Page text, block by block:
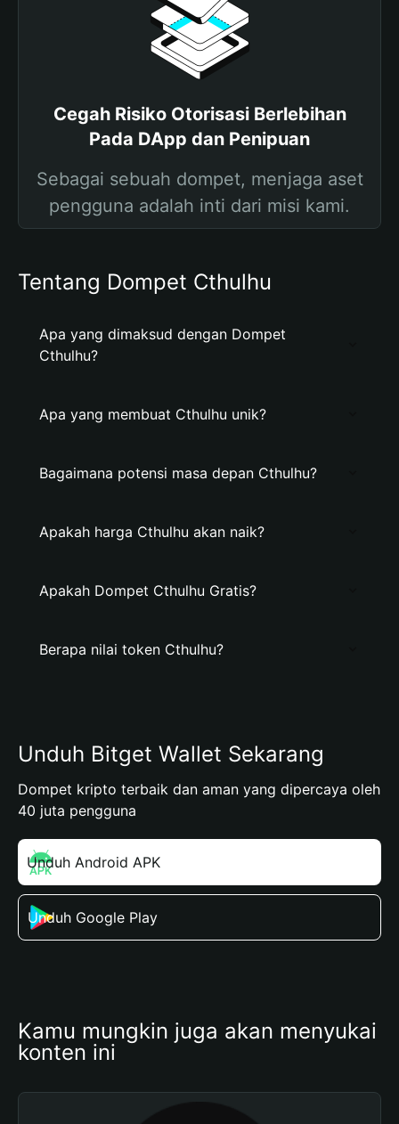
Cegah Risiko Otorisasi Berlebihan
Pada DApp dan Penipuan
Sebagai sebuah dompet, menjaga aset
pengguna adalah inti dari misi kami.
Tentang Dompet Cthulhu
Apa yang dimaksud dengan Dompet
Cthulhu?
Apa yang membuat Cthulhu unik?
Bagaimana potensi masa depan Cthulhu?
Apakah harga Cthulhu akan naik?
Apakah Dompet Cthulhu Gratis?
Berapa nilai token Cthulhu?
Unduh Bitget Wallet Sekarang
Dompet kripto terbaik dan aman yang dipercaya oleh
40 juta pengguna
Unduh Android APK
Unduh Google Play
Kamu mungkin juga akan menyukai
konten ini